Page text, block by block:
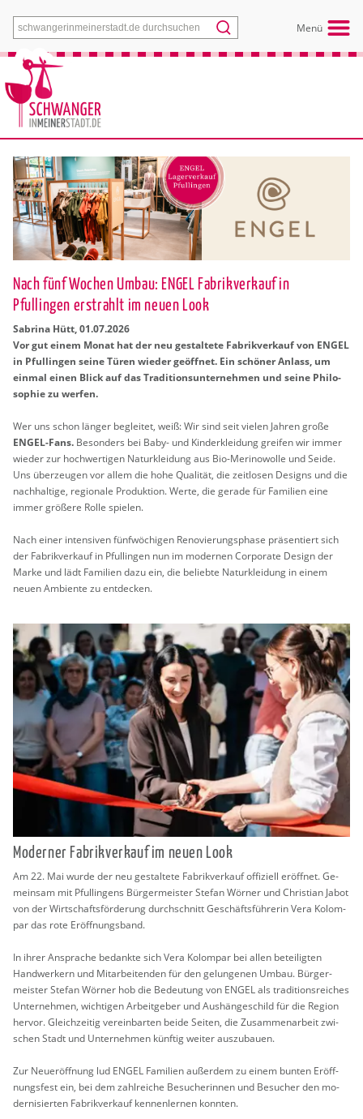
Menü
Nach fünf Wochen Umbau: ENGEL Fabrikverkauf in
Pfullingen erstrahlt im neuen Look
Sa­bri­na Hütt,01.07.2026
Vor gut einem Monat hat der neu ge­stal­te­te Fa­brik­ver­kauf von ENGEL
in Pful­lin­gen seine Türen wie­der ge­öff­net. Ein schö­ner An­lass, um
ein­mal einen Blick auf das Tra­di­ti­ons­un­ter­neh­men und seine Phi­lo­
so­phie zu wer­fen.
Wer uns schon län­ger be­glei­tet, weiß: Wir sind seit vie­len Jah­ren große
ENGEL-Fans. Be­son­ders bei Baby- und Kin­der­klei­dung grei­fen wir immer
wie­der zur hoch­wer­ti­gen Na­tur­klei­dung aus Bio-Me­ri­no­wol­le und Seide.
Uns über­zeu­gen vor allem die hohe Qua­li­tät, die zeit­lo­sen De­signs und die
nach­hal­ti­ge, re­gio­na­le Pro­duk­ti­on. Werte, die ge­ra­de für Fa­mi­li­en eine
immer grö­ße­re Rolle spie­len.
Nach einer in­ten­si­ven fünf­wö­chi­gen Re­no­vie­rungs­pha­se prä­sen­tiert sich
der Fa­brik­ver­kauf in Pful­lin­gen nun im mo­der­nen Cor­po­ra­te De­sign der
Marke und lädt Fa­mi­li­en dazu ein, die be­lieb­te Na­tur­klei­dung in einem
neuen Am­bi­en­te zu ent­de­cken.
Mo­der­ner Fa­brik­ver­kauf im neuen Look
Am 22. Mai wurde der neu ge­stal­te­te Fa­brik­ver­kauf of­fi­zi­ell er­öff­net. Ge­
mein­sam mit Pful­lin­gens Bür­ger­meis­ter Ste­fan Wör­ner und Chris­ti­an Jabot
von der Wirt­schafts­för­de­rung durch­schnitt Ge­schäfts­füh­re­rin Vera Ko­lom­
par das rote Er­öff­nungs­band.
In ihrer An­spra­che be­dank­te sich Vera Ko­lom­par bei allen be­tei­lig­ten
Hand­wer­kern und Mit­ar­bei­ten­den für den ge­lun­ge­nen Umbau. Bür­ger­
meis­ter Ste­fan Wör­ner hob die Be­deu­tung von ENGEL als tra­di­ti­ons­rei­ches
Un­ter­neh­men, wich­ti­gen Ar­beit­ge­ber und Aus­hän­ge­schild für die Re­gi­on
her­vor. Gleich­zei­tig ver­ein­bar­ten beide Sei­ten, die Zu­sam­men­ar­beit zwi­
schen Stadt und Un­ter­neh­men künf­tig wei­ter aus­zu­bau­en.
Zur Neu­eröff­nung lud ENGEL Fa­mi­li­en au­ßer­dem zu einem bun­ten Er­öff­
nungs­fest ein, bei dem zahl­rei­che Be­su­che­rin­nen und Be­su­cher den mo­
der­ni­sier­ten Fa­brik­ver­kauf ken­nen­ler­nen konn­ten.